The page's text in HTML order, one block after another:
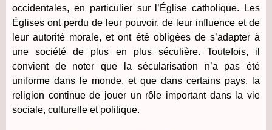
occidentales, en particulier sur l’Église catholique. Les
Églises ont perdu de leur pouvoir, de leur influence et de
leur autorité morale, et ont été obligées de s’adapter à
une société de plus en plus séculière. Toutefois, il
convient de noter que la sécularisation n’a pas été
uniforme dans le monde, et que dans certains pays, la
religion continue de jouer un rôle important dans la vie
sociale, culturelle et politique.